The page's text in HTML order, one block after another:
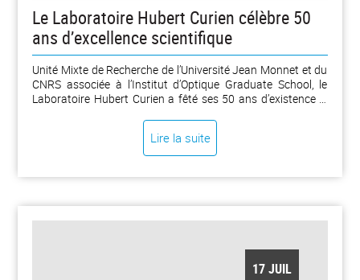
Le Laboratoire Hubert Curien célèbre 50
ans d’excellence scientifique
Unité Mixte de Recherche de l’Université Jean Monnet et du
CNRS associée à l’Institut d’Optique Graduate School, le
Laboratoire Hubert Curien a fêté ses 50 ans d’existence le
demi-siècle de contributions majeures à la recherche en
optique, photonique, surfaces, informatique, imagerie et
Intelligence Artificielle (IA). [...]
Lire la suite
17 JUIL